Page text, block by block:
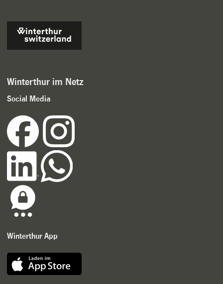
Winterthur im Netz
Social Media
Winterthur App